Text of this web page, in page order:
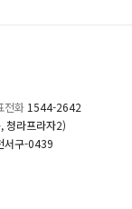
전화 1544-2642
청라프라자2)
서구-0439